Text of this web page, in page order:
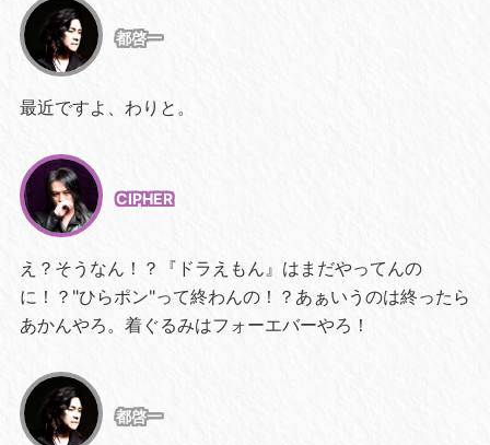
都啓一
最近ですよ、わりと。
CIPHER
え？そうなん！？『ドラえもん』はまだやってんの
に！？"ひらポン"って終わんの！？あぁいうのは終ったら
あかんやろ。着ぐるみはフォーエバーやろ！
都啓一